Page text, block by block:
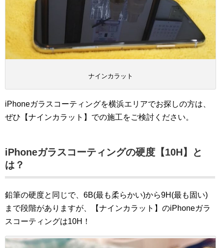
ナインカラット
iPhoneガラスコーティングを横浜エリアでお探しの方は、
ぜひ【ナインカラット】での施工をご検討ください。
iPhoneガラスコーティングの硬度【10H】と
は？
鉛筆の硬度と同じで、6B(最も柔らかい)から9H(最も固い)
まで段階がありますが、【ナインカラット】のiPhoneガラ
スコーティングは10H！